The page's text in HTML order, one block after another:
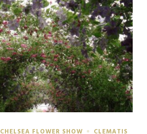
CHELSEA FLOWER SHOW
CLEMATIS